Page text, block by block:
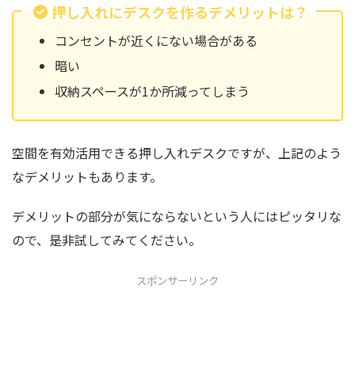
押し入れにデスクを作るデメリットは？
コンセントが近くにない場合がある
暗い
収納スペースが1か所減ってしまう
空間を有効活用できる押し入れデスクですが、上記のよう
なデメリットもあります。
デメリットの部分が気にならないという人にはピッタリな
ので、是非試してみてください。
スポンサーリンク